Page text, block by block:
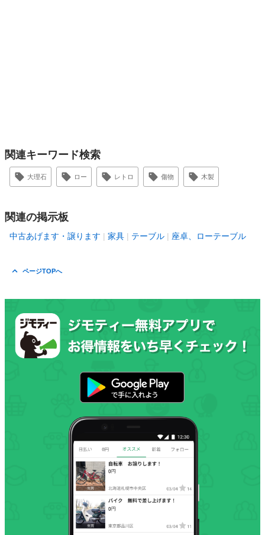
関連キーワード検索
大理石 ロー レトロ 傷物 木製
関連の掲示板
中古あげます・譲ります 家具 テーブル 座卓、ローテーブル
ページTOPへ